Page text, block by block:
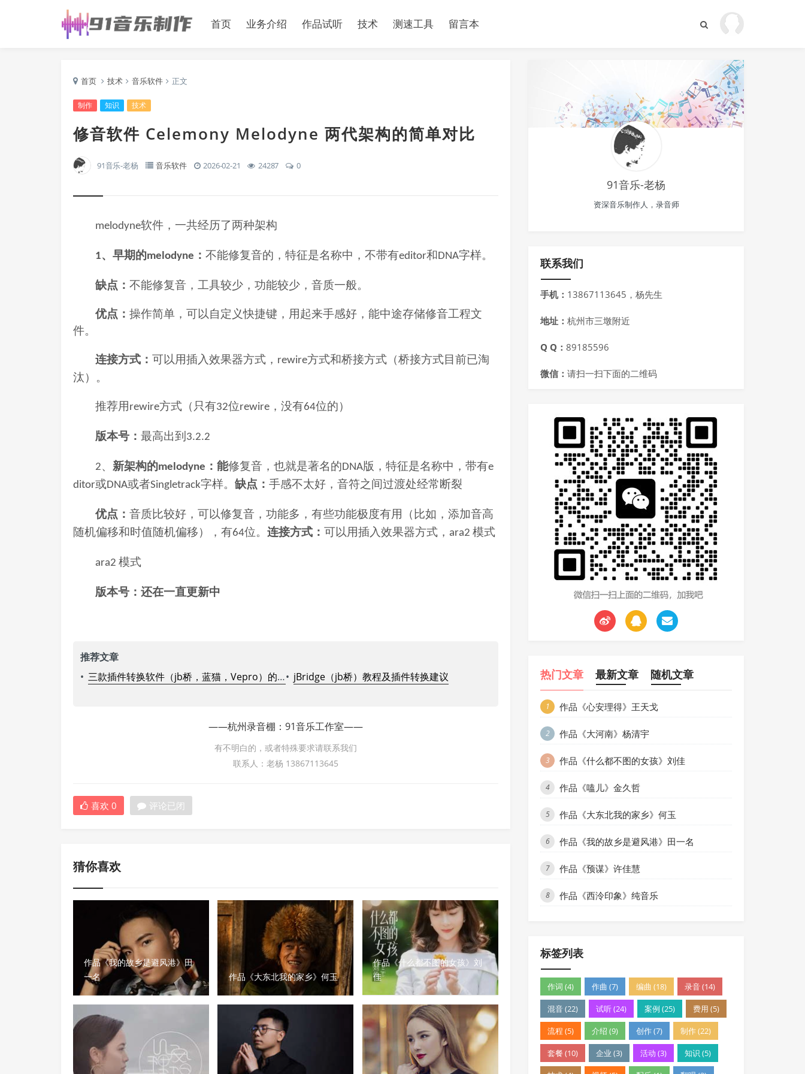
首页 业务介绍 作品试听 技术 测速工具 留言本
首页 技术 音乐软件 正文
制作 知识 技术
修音软件 Celemony Melodyne 两代架构的简单对比
91音乐-老杨 音乐软件 2026-02-21 24287 0
melodyne软件，一共经历了两种架构
1、早期的melodyne ： 不能修复音的，特征是名称中，不带有editor和DNA字样。
缺点： 不能修复音，工具较少，功能较少，音质一般。
优点： 操作简单，可以自定义快捷键，用起来手感好，能中途存储修音工程文
件。
连接方式： 可以用插入效果器方式， rewire方式和桥接方式（桥接方式目前已淘
汰）。
推荐用 rewire方式（只有32位rewire ，没有64位的）
版本号： 最高出到 3.2.2
2、 新架构的melodyne ：能修复音，也就是著名的DNA版，特征是名称中，带有e
ditor或DNA或者Singletrack字样。 缺点： 手感不太好， 音符之间过渡处经常断裂
优点： 音质比较好，可以修复音，功能多，有些功能极度有用（比如，添加音高
随机偏移和时值随机偏移），有64位。 连接方式： 可以用插入效果器方式， ara2 模式
ara2 模式
版本号：还在一直更新中
推荐文章
• 三款插件转换软件（jb桥，蓝猫，Vepro）的比较讲解 • jBridge（jb桥）教程及插件转换建议
——杭州录音棚：91音乐工作室——
有不明白的，或者特殊要求请联系我们
联系人：老杨 13867113645
喜欢 0 评论已闭
猜你喜欢
作品《我的故乡是避风港》田
一名
作品《大东北我的家乡》何玉
作品《什么都不图的女孩》刘
佳
91音乐-老杨
资深音乐制作人，录音师
联系我们
手机： 13867113645，杨先生
地址： 杭州市三墩附近
Q Q： 89185596
微信： 请扫一扫下面的二维码
热门文章 最新文章 随机文章
1 作品《心安理得》王天戈
2 作品《大河南》杨清宇
3 作品《什么都不图的女孩》刘佳
4 作品《嗑儿》金久哲
5 作品《大东北我的家乡》何玉
6 作品《我的故乡是避风港》田一名
7 作品《预谋》许佳慧
8 作品《西泠印象》纯音乐
标签列表
作词 (4) 作曲 (7) 编曲 (18) 录音 (14)
混音 (22) 试听 (24) 案例 (25) 费用 (5)
流程 (5) 介绍 (9) 创作 (7) 制作 (22)
套餐 (10) 企业 (3) 活动 (3) 知识 (5)